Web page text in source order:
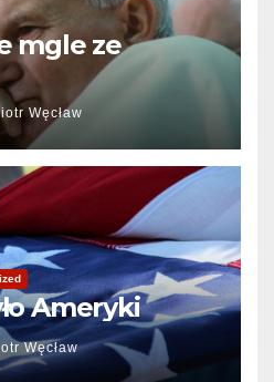
mgle ze
Węcław
Ameryki
Węcław